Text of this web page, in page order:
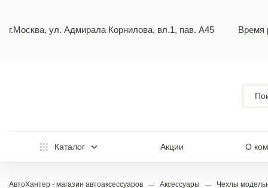
г.Москва, ул. Адмирала Корнилова, вл.1, пав. А45 Время
Каталог Акции О
АвтоХантер - магазин автоаксессуаров Аксессуары Чехлы